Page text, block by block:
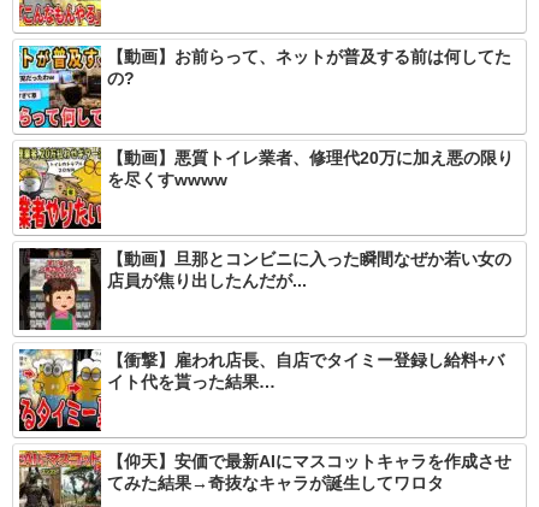
【動画】お前らって、ネットが普及する前は何してた
の?
【動画】悪質トイレ業者、修理代20万に加え悪の限り
を尽くすwwww
【動画】旦那とコンビニに入った瞬間なぜか若い女の
店員が焦り出したんだが...
【衝撃】雇われ店長、自店でタイミー登録し給料+バ
イト代を貰った結果…
【仰天】安価で最新AIにマスコットキャラを作成させ
てみた結果→奇抜なキャラが誕生してワロタ